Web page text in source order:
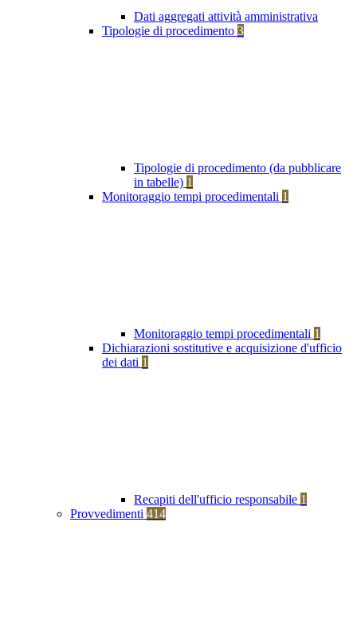
Dati aggregati attività amministrativa
Tipologie di procedimento 3
Tipologie di procedimento (da pubblicare
in tabelle) 1
Monitoraggio tempi procedimentali 1
Monitoraggio tempi procedimentali 1
Dichiarazioni sostitutive e acquisizione d'ufficio
dei dati 1
Recapiti dell'ufficio responsabile 1
Provvedimenti 414